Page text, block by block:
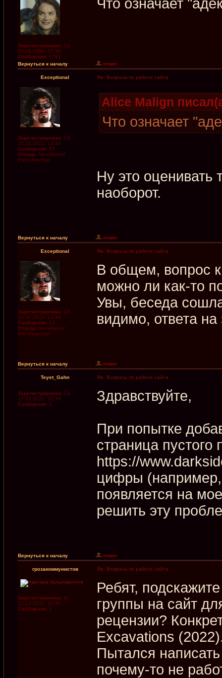
Зарегистрирован: Ср
20.09.2006, 07:38
Сообщения: 6781
Что означает
Вернуться к началу
Exceptional Re: Вопросы по работе сайта
Зарегистрирован: Сб
10.10.2015, 13:44
Сообщения: 63
Откуда: Челябинск/
Екатеринбург
Alice Malign
Что означает
Ну это оценивать
наоборот.
Вернуться к началу
Exceptional Re: Вопросы по работе сайта
Зарегистрирован: Сб
10.10.2015, 13:44
Сообщения: 63
Откуда: Челябинск/
Екатеринбург
В общем, вопрос
можно ли как-то
Увы, беседа
видимо, ответа
Вернуться к началу
Teyet_Gahn Re: Вопросы по работе сайта
Зарегистрирован: Ср
17.03.2021, 10:26
Сообщения: 1
Здравствуйте,
При попытке
страница
https://
цифры (например,
появляется на
решить эту
Вернуться к началу
грозакоммунистов Re: Вопросы по работе сайта
Зарегистрирован: Вт
22.12.2015, 20:45
Сообщения: 2
Ребят,
группы на сайт
рецензии?
Excavations
Пытался
почему-то не